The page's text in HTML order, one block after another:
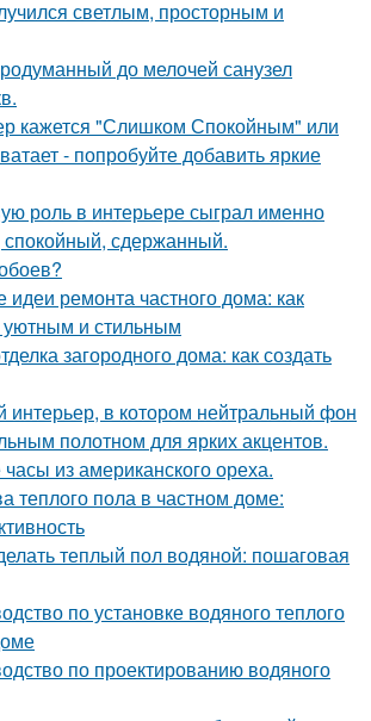
светлым, просторным и
до мелочей санузел
кажется "Слишком Спокойным" или
- попробуйте добавить яркие
роль в интерьере сыграл именно
спокойный, сдержанный.
ремонта частного дома: как
и стильным
загородного дома: как создать
в котором нейтральный фон
полотном для ярких акцентов.
из американского ореха.
теплого пола в частном доме:
теплый пол водяной: пошаговая
по установке водяного теплого
по проектированию водяного